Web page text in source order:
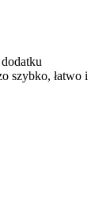
szybko, łatwo i